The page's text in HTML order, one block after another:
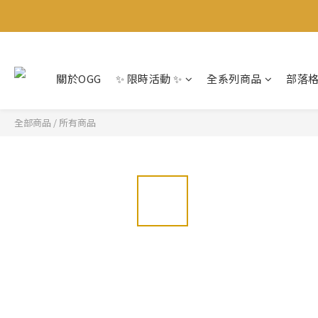
關於OGG ✨ 限時活動 ✨ 全系列商品 部落
全部商品 / 所有商品